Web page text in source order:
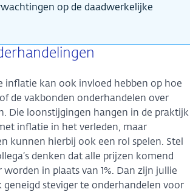
op de daadwerkelijke
inflatie kan ook invloed hebben op hoe
de vakbonden onderhandelen over
Die loonstijgingen hangen in de praktijk
inflatie in het verleden, maar
kunnen hierbij ook een rol spelen. Stel
denken dat alle prijzen komend
worden in plaats van 1%. Dan zijn jullie
geneigd steviger te onderhandelen voor